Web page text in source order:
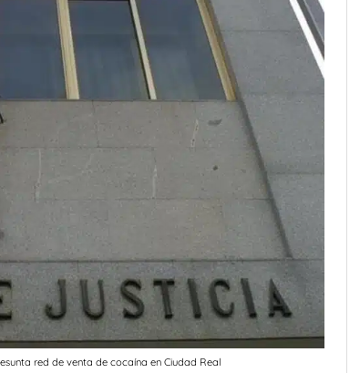
red de venta de cocaína en Ciudad Real